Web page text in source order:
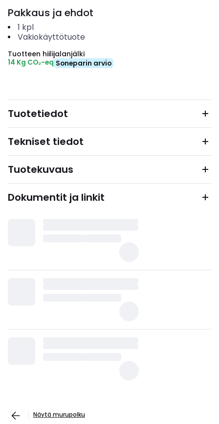
Pakkaus ja ehdot
1 kpl
Vakiokäyttötuote
Tuotteen hiilijalanjälki
14 Kg CO₂-eq Soneparin arvio
Tuotetiedot
Tekniset tiedot
Tuotekuvaus
Dokumentit ja linkit
Näytä murupolku